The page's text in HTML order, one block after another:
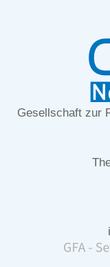
Gesellschaft zur